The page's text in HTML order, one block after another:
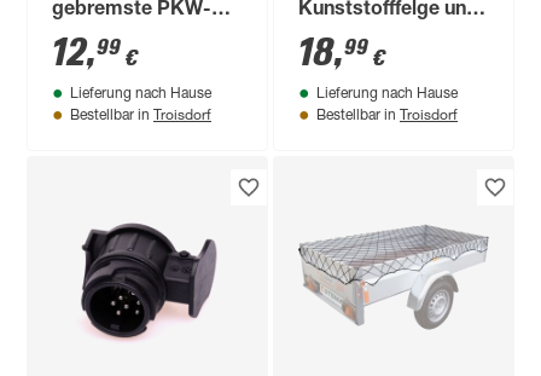
gebremste PKW-
Anhänger
12,99 €
Lieferung nach Hause
Bestellbar in Troisdorf
Kunststofffelge und
Vollgummireifen 200
x 50 mm
18,99 €
Lieferung nach Hause
Bestellbar in Troisdorf